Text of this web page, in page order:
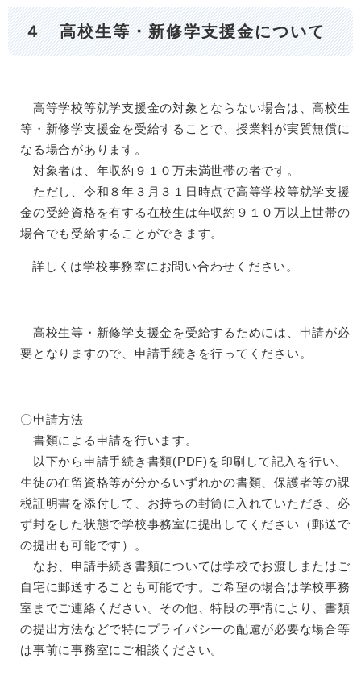
４ 高校生等・新修学支援金について
高等学校等就学支援金の対象とならない場合は、高校生
等・新修学支援金を受給することで、授業料が実質無償に
なる場合があります。
対象者は、年収約９１０万未満世帯の者です。
ただし、令和８年３月３１日時点で高等学校等就学支援
金の受給資格を有する在校生は年収約９１０万以上世帯の
場合でも受給することができます。
詳しくは学校事務室にお問い合わせください。
高校生等・新修学支援金を受給するためには、申請が必
要となりますので、申請手続きを行ってください。
〇申請方法
書類による申請を行います。
以下から申請手続き書類(PDF)を印刷して記入を行い、
生徒の在留資格等が分かるいずれかの書類、保護者等の課
税証明書を添付して、お持ちの封筒に入れていただき、必
ず封をした状態で学校事務室に提出してください（郵送で
の提出も可能です）。
なお、申請手続き書類については学校でお渡しまたはご
自宅に郵送することも可能です。ご希望の場合は学校事務
室までご連絡ください。その他、特段の事情により、書類
の提出方法などで特にプライバシーの配慮が必要な場合等
は事前に事務室にご相談ください。